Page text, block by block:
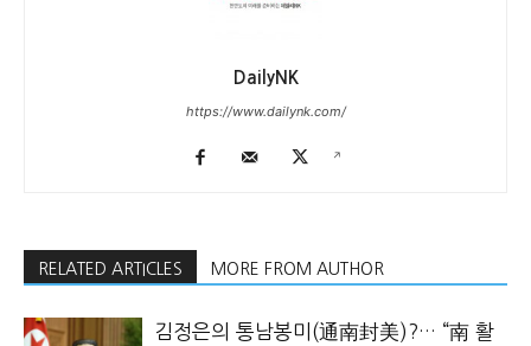
DailyNK
https://www.dailynk.com/
RELATED ARTICLES MORE FROM AUTHOR
김정은의 통남봉미(通南封美)?… “南 활